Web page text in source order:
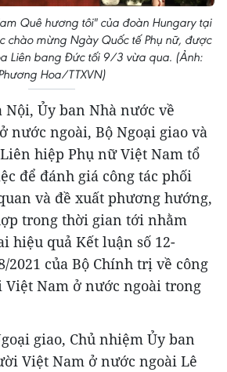
Quê hương tôi" của đoàn Hungary tại
chào mừng Ngày Quốc tế Phụ nữ, được
Liên bang Đức tối 9/3 vừa qua. (Ảnh:
Hoa/TTXVN)
Nội, Ủy ban Nhà nước về
nước ngoài, Bộ Ngoại giao và
hiệp Phụ nữ Việt Nam tổ
để đánh giá công tác phối
và đề xuất phương hướng,
trong thời gian tới nhằm
hiệu quả Kết luận số 12-
2021 của Bộ Chính trị về công
Nam ở nước ngoài trong
giao, Chủ nhiệm Ủy ban
Việt Nam ở nước ngoài Lê